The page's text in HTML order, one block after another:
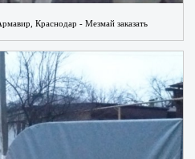
Краснодар - Мезмай заказать